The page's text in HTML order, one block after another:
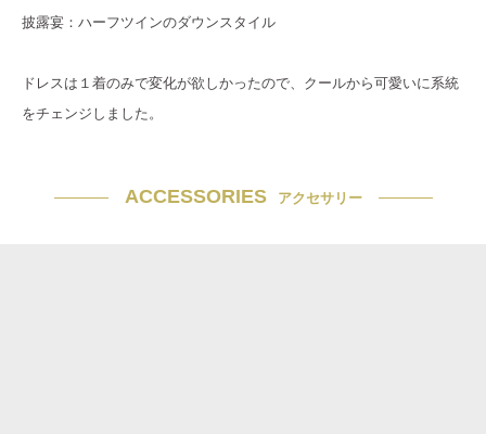
披露宴：ハーフツインのダウンスタイル
ドレスは１着のみで変化が欲しかったので、クールから可愛いに系統
をチェンジしました。
ACCESSORIES アクセサリー